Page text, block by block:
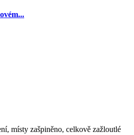
místy zašpiněno, celkově zažloutlé